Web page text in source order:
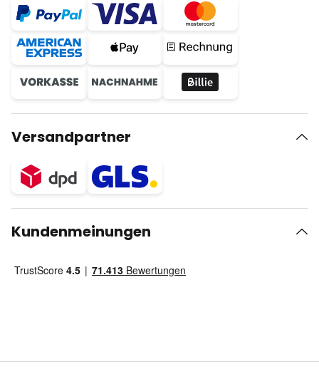
Versandpartner
Kundenmeinungen